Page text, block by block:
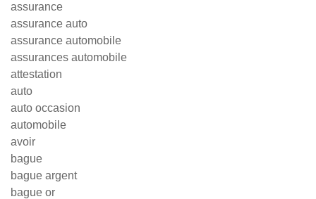
assurance
assurance auto
assurance automobile
assurances automobile
attestation
auto
auto occasion
automobile
avoir
bague
bague argent
bague or